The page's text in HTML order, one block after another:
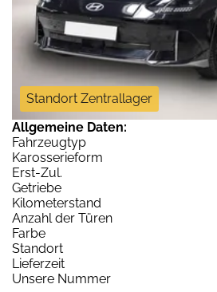
Standort Zentrallager
Allgemeine Daten:
Fahrzeugtyp
Karosserieform
Erst-Zul.
Getriebe
Kilometerstand
Anzahl der Türen
Farbe
Standort
Lieferzeit
Unsere Nummer